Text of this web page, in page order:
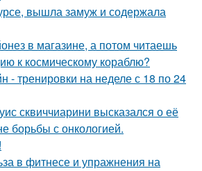
вышла замуж и содержала
в магазине, а потом читаешь
к космическому кораблю?
- тренировки на неделе с 18 по 24
сквиччиарини высказался о её
борьбы с онкологией.
в фитнесе и упражнения на